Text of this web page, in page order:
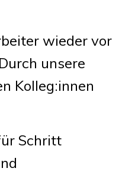
wieder vor
unsere
Kolleg:innen
Schritt